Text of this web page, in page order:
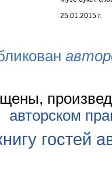
25.01.2015 г.
авторском
гостей